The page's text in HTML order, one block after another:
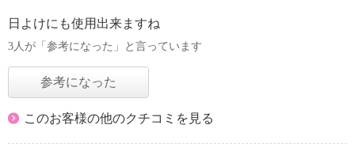
日よけにも使用出来ますね
3人が「参考になった」と言っています
参考になった
このお客様の他のクチコミを見る